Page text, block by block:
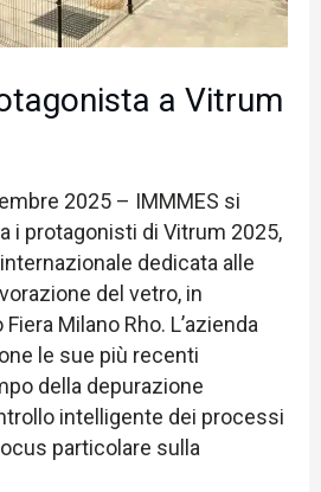
a Vitrum
2025 – IMMMES si
i protagonisti di Vitrum 2025,
dedicata alle
del vetro, in
Milano Rho. L’azienda
le sue più recenti
della depurazione
intelligente dei processi
particolare sulla